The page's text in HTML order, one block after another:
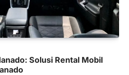
Solusi Rental Mobil